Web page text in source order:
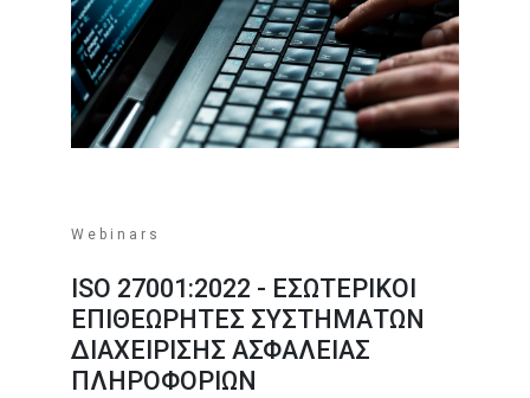
Webinars
ISO 27001:2022 - ΕΣΩΤΕΡΙΚΟΙ
ΕΠΙΘΕΩΡΗΤΕΣ ΣΥΣΤΗΜΑΤΩΝ
ΔΙΑΧΕΙΡΙΣΗΣ ΑΣΦΑΛΕΙΑΣ
ΠΛΗΡΟΦΟΡΙΩΝ